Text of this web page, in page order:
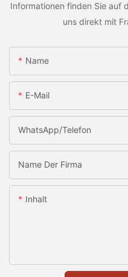
Informationen finden Sie auf
uns direkt mit
Name
E-Mail
WhatsApp/Telefon
Name Der Firma
Inhalt